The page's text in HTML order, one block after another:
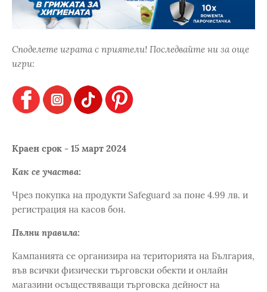
Споделете играта с приятели! Последвайте ни за още
игри:
Краен срок - 15 март 2024
Как се участва:
Чрез покупка на продукти Safeguard за поне 4.99 лв. и
регистрация на касов бон.
Пълни правила:
Кампанията се организира на територията на България,
във всички физически търговски обекти и онлайн
магазини осъществяващи търговска дейност на